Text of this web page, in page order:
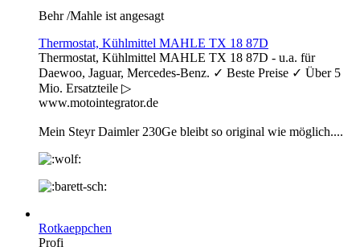
Behr /Mahle ist angesagt
Thermostat, Kühlmittel MAHLE TX 18 87D
Thermostat, Kühlmittel MAHLE TX 18 87D - u.a. für
Daewoo, Jaguar, Mercedes-Benz. ✓ Beste Preise ✓ Über 5
Mio. Ersatzteile ▷
www.motointegrator.de
Mein Steyr Daimler 230Ge bleibt so original wie möglich....
Rotkaeppchen
Profi